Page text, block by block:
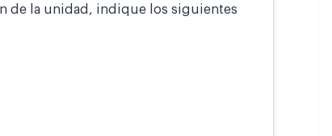
de la unidad, indique los siguientes